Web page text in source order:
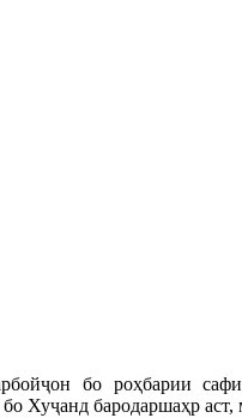
бо роҳбарии
Хуҷанд бародаршаҳр